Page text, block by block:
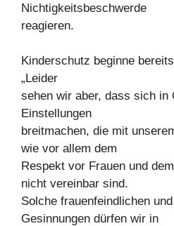
Nichtigkeitsbeschwerde
reagieren.
Kinderschutz beginne
„Leider
sehen wir aber, dass sich
Einstellungen
breitmachen, die mit
wie vor allem dem
Respekt vor Frauen und
nicht vereinbar sind.
Solche frauenfeindlichen
Gesinnungen dürfen wir in